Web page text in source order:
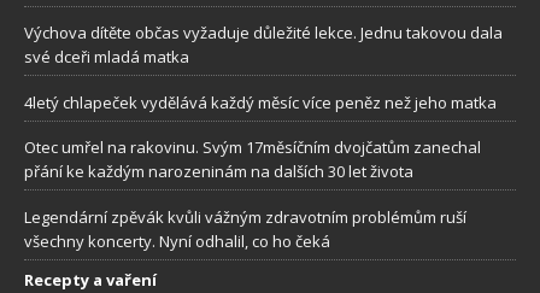
Výchova dítěte občas vyžaduje důležité lekce. Jednu takovou dala
své dceři mladá matka
4letý chlapeček vydělává každý měsíc více peněz než jeho matka
Otec umřel na rakovinu. Svým 17měsíčním dvojčatům zanechal
přání ke každým narozeninám na dalších 30 let života
Legendární zpěvák kvůli vážným zdravotním problémům ruší
všechny koncerty. Nyní odhalil, co ho čeká
Recepty a vaření